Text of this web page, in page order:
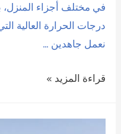
في مختلف أجزاء المنزل،
درجات الحرارة العالية
نعمل جاهدين …
شركة
قراءة المزيد »